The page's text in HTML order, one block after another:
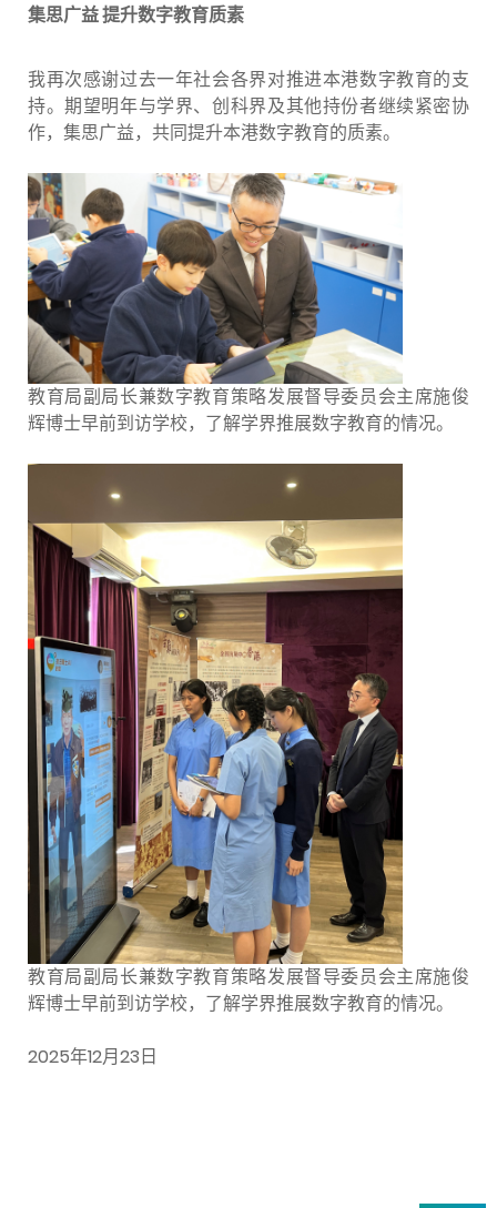
集思广益 提升数字教育质素
我再次感谢过去一年社会各界对推进本港数字教育的支
持。期望明年与学界、创科界及其他持份者继续紧密协
作，集思广益，共同提升本港数字教育的质素。
教育局副局长兼数字教育策略发展督导委员会主席施俊
辉博士早前到访学校，了解学界推展数字教育的情况。
教育局副局长兼数字教育策略发展督导委员会主席施俊
辉博士早前到访学校，了解学界推展数字教育的情况。
2025年12月23日